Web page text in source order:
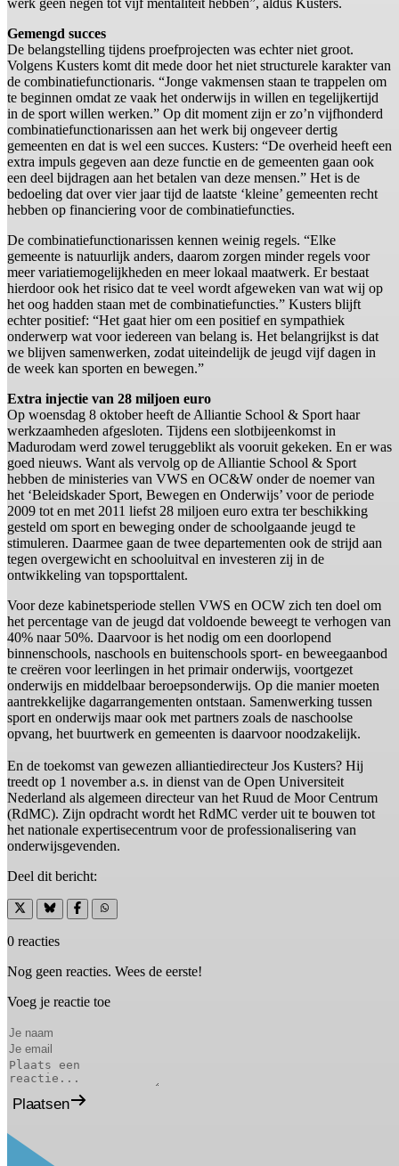
werk geen negen tot vijf mentaliteit hebben”, aldus Kusters.
Gemengd succes
De belangstelling tijdens proefprojecten was echter niet groot.
Volgens Kusters komt dit mede door het niet structurele karakter van
de combinatiefunctionaris. “Jonge vakmensen staan te trappelen om
te beginnen omdat ze vaak het onderwijs in willen en tegelijkertijd
in de sport willen werken.” Op dit moment zijn er zo’n vijfhonderd
combinatiefunctionarissen aan het werk bij ongeveer dertig
gemeenten en dat is wel een succes. Kusters: “De overheid heeft een
extra impuls gegeven aan deze functie en de gemeenten gaan ook
een deel bijdragen aan het betalen van deze mensen.” Het is de
bedoeling dat over vier jaar tijd de laatste ‘kleine’ gemeenten recht
hebben op financiering voor de combinatiefuncties.
De combinatiefunctionarissen kennen weinig regels. “Elke
gemeente is natuurlijk anders, daarom zorgen minder regels voor
meer variatiemogelijkheden en meer lokaal maatwerk. Er bestaat
hierdoor ook het risico dat te veel wordt afgeweken van wat wij op
het oog hadden staan met de combinatiefuncties.” Kusters blijft
echter positief: “Het gaat hier om een positief en sympathiek
onderwerp wat voor iedereen van belang is. Het belangrijkst is dat
we blijven samenwerken, zodat uiteindelijk de jeugd vijf dagen in
de week kan sporten en bewegen.”
Extra injectie van 28 miljoen euro
Op woensdag 8 oktober heeft de Alliantie School & Sport haar
werkzaamheden afgesloten. Tijdens een slotbijeenkomst in
Madurodam werd zowel teruggeblikt als vooruit gekeken. En er was
goed nieuws. Want als vervolg op de Alliantie School & Sport
hebben de ministeries van VWS en OC&W onder de noemer van
het ‘Beleidskader Sport, Bewegen en Onderwijs’ voor de periode
2009 tot en met 2011 liefst 28 miljoen euro extra ter beschikking
gesteld om sport en beweging onder de schoolgaande jeugd te
stimuleren. Daarmee gaan de twee departementen ook de strijd aan
tegen overgewicht en schooluitval en investeren zij in de
ontwikkeling van topsporttalent.
Voor deze kabinetsperiode stellen VWS en OCW zich ten doel om
het percentage van de jeugd dat voldoende beweegt te verhogen van
40% naar 50%. Daarvoor is het nodig om een doorlopend
binnenschools, naschools en buitenschools sport- en beweegaanbod
te creëren voor leerlingen in het primair onderwijs, voortgezet
onderwijs en middelbaar beroepsonderwijs. Op die manier moeten
aantrekkelijke dagarrangementen ontstaan. Samenwerking tussen
sport en onderwijs maar ook met partners zoals de naschoolse
opvang, het buurtwerk en gemeenten is daarvoor noodzakelijk.
En de toekomst van gewezen alliantiedirecteur Jos Kusters? Hij
treedt op 1 november a.s. in dienst van de Open Universiteit
Nederland als algemeen directeur van het Ruud de Moor Centrum
(RdMC). Zijn opdracht wordt het RdMC verder uit te bouwen tot
het nationale expertisecentrum voor de professionalisering van
onderwijsgevenden.
Deel dit bericht:
0 reacties
Nog geen reacties. Wees de eerste!
Voeg je reactie toe
Plaatsen